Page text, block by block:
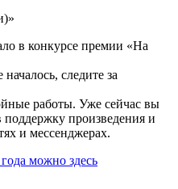
в конкурсе премии «На
следите за
работы. Уже сейчас вы
произведения и
и мессенджерах.
можно здесь